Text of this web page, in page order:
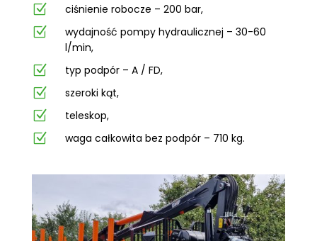
Z ciśnienie robocze – 200 bar,
Z
wydajność pompy hydraulicznej – 30-60
l/min,
Z typ podpór – A / FD,
Z szeroki kąt,
Z teleskop,
Z waga całkowita bez podpór – 710 kg.